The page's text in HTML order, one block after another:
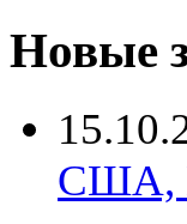
Новые
США,